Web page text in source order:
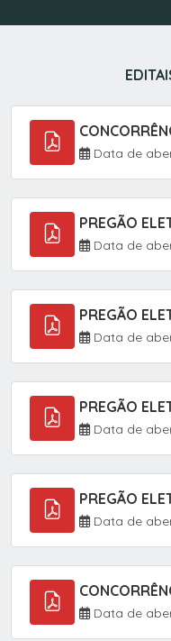
Data de
Data de
Data de
Data de
Data de
Data de